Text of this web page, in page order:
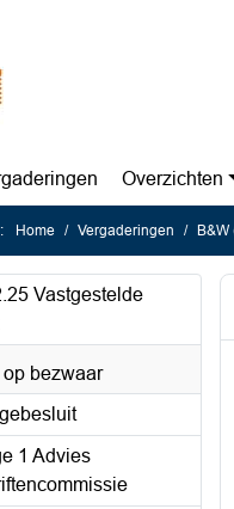
Overzichten
Home Vergaderingen
Vastgestelde
bezwaar
1 Advies